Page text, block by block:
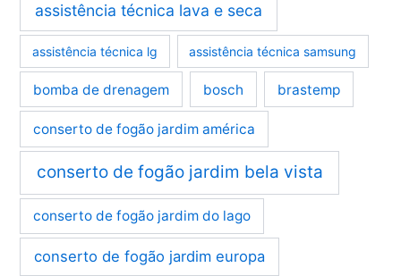
assistência técnica lava e seca
assistência técnica lg assistência técnica samsung
bomba de drenagem bosch brastemp
conserto de fogão jardim américa
conserto de fogão jardim bela vista
conserto de fogão jardim do lago
conserto de fogão jardim europa